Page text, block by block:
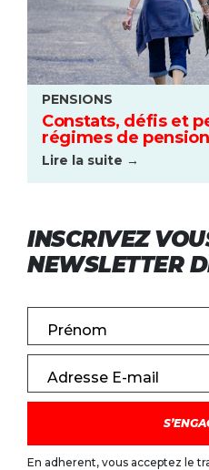
PENSIONS
Constats, défis et
régimes de
Lire la suite →
INSCRIVEZ
NEWSLETTER
Prénom
Adresse E-mail
En adherent, vous acceptez le